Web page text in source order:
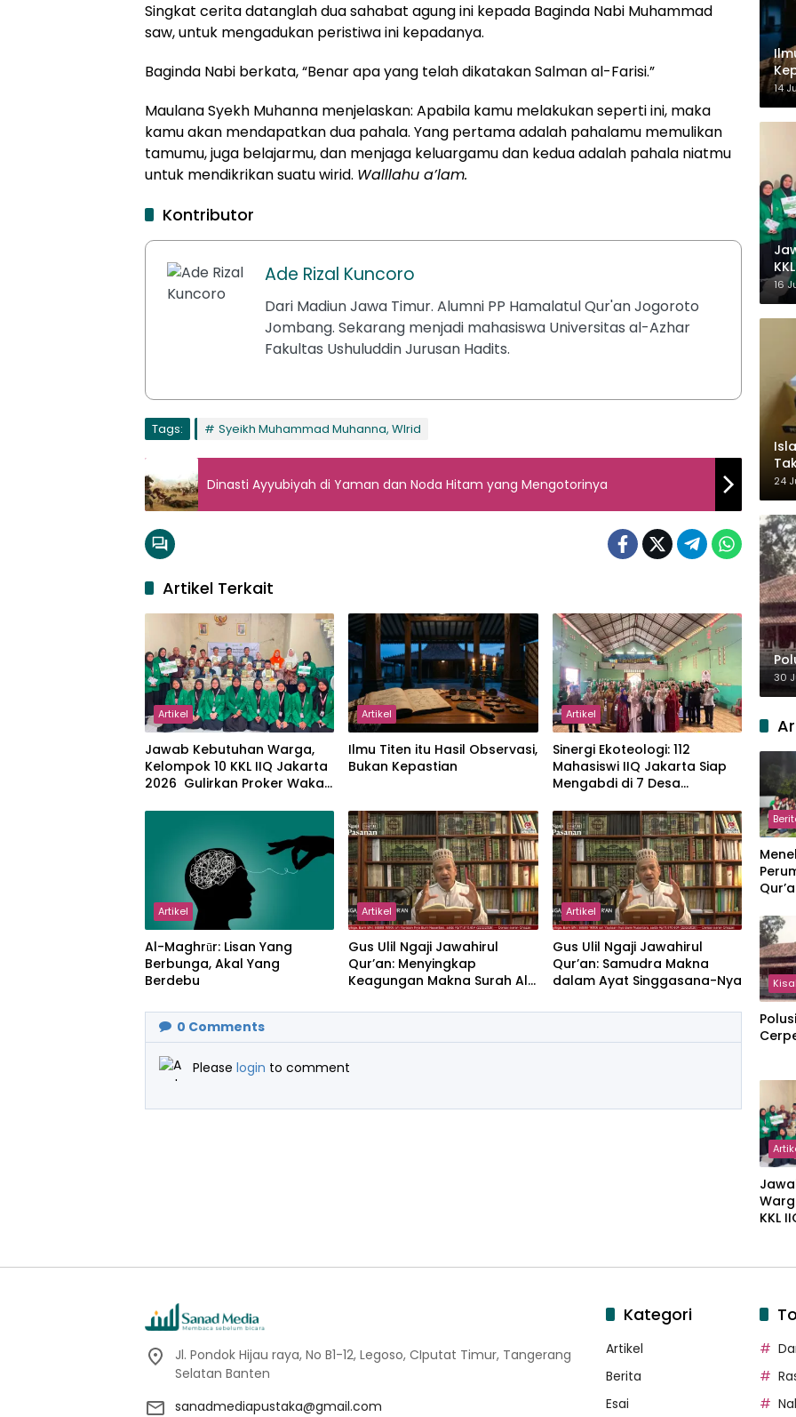
Singkat cerita datanglah dua sahabat agung ini kepada Baginda Nabi Muhammad
saw, untuk mengadukan peristiwa ini kepadanya.
Baginda Nabi berkata, “Benar apa yang telah dikatakan Salman al-Farisi.”
Maulana Syekh Muhanna menjelaskan: Apabila kamu melakukan seperti ini, maka
kamu akan mendapatkan dua pahala. Yang pertama adalah pahalamu memulikan
tamumu, juga belajarmu, dan menjaga keluargamu dan kedua adalah pahala niatmu
untuk mendikrikan suatu wirid. Walllahu a’lam.
Kontributor
Ade Rizal Kuncoro
Dari Madiun Jawa Timur. Alumni PP Hamalatul Qur'an Jogoroto
Jombang. Sekarang menjadi mahasiswa Universitas al-Azhar
Fakultas Ushuluddin Jurusan Hadits.
Tags: Syeikh Muhammad Muhanna, WIrid
Dinasti Ayyubiyah di Yaman dan Noda Hitam yang Mengotorinya
Artikel Terkait
Artikel
Jawab Kebutuhan Warga,
Kelompok 10 KKL IIQ Jakarta
2026 Gulirkan Proker Wakaf
Artikel
Ilmu Titen itu Hasil Observasi,
Bukan Kepastian
Artikel
‎Sinergi Ekoteologi: 112
Mahasiswi IIQ Jakarta Siap
Mengabdi di 7 Desa
Artikel
Al-Maghrūr: Lisan Yang
Berbunga, Akal Yang
Berdebu
Artikel
Gus Ulil Ngaji Jawahirul
Qur’an: Menyingkap
Keagungan Makna Surah Al-
Artikel
Gus Ulil Ngaji Jawahirul
Qur’an: Samudra Makna
dalam Ayat Singgasana-Nya
0 Comments
Please login to comment
14
16
24
30
KKL
Jl. Pondok Hijau raya, No B1-12, Legoso, CIputat Timur, Tangerang
Selatan Banten
sanadmediapustaka@gmail.com
Kategori
Artikel
Berita
Esai